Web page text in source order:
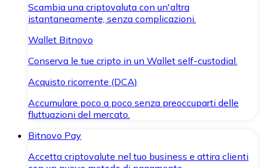
Scambia una criptovaluta con un'altra
istantaneamente, senza complicazioni.
Wallet Bitnovo
Conserva le tue cripto in un Wallet self-custodial.
Acquisto ricorrente (DCA)
Accumulare poco a poco senza preoccuparti delle
fluttuazioni del mercato.
Bitnovo Pay
Accetta criptovalute nel tuo business e attira clienti